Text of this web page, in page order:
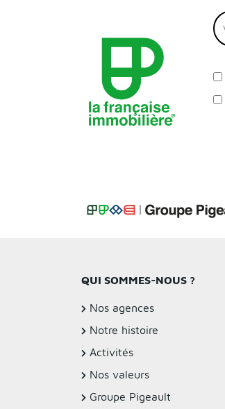
QUI SOMMES-NOUS ?
Nos agences
Notre histoire
Activités
Nos valeurs
Groupe Pigeault